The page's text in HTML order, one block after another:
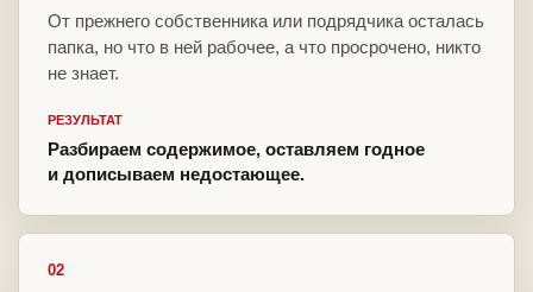
От прежнего собственника или подрядчика осталась
папка, но что в ней рабочее, а что просрочено, никто
не знает.
РЕЗУЛЬТАТ
Разбираем содержимое, оставляем годное
и дописываем недостающее.
02